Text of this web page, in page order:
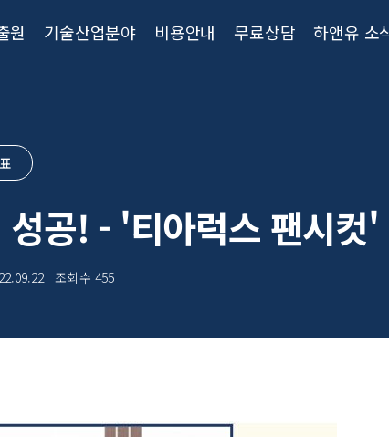
원 기술산업분야 비용안내 무료상담 하앤유 소
성공! - '티아럭스 팬시컷'
조회수 455